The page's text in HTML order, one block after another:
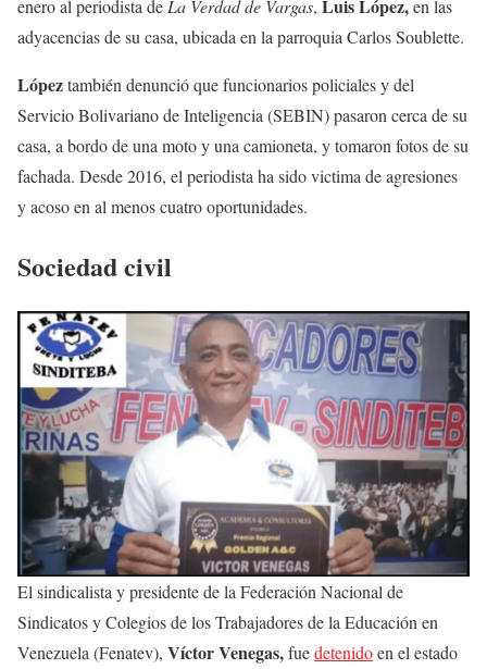
enero al periodista de La Verdad de Vargas, Luis López,en las
adyacencias de su casa, ubicada en la parroquia Carlos Soublette.
Lópeztambién denunció que funcionarios policiales y del
Servicio Bolivariano de Inteligencia (SEBIN) pasaron cerca de su
casa, a bordo de una moto y una camioneta, y tomaron fotos de su
fachada. Desde 2016, el periodista ha sido victima de agresiones
y acoso en al menos cuatro oportunidades.
Sociedad civil
El sindicalista y presidente de la Federación Nacional de
Sindicatos y Colegios de los Trabajadores de la Educación en
Venezuela (Fenatev), Víctor Venegas,fuedetenidoen el estado